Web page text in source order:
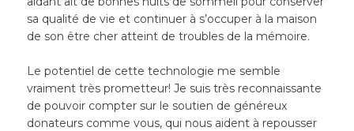
sa qualité de vie et continuer à s’occuper à la maison
de son être cher atteint de troubles de la mémoire.
Le potentiel de cette technologie me semble
vraiment très prometteur! Je suis très reconnaissante
de pouvoir compter sur le soutien de généreux
donateurs comme vous, qui nous aident à repousser